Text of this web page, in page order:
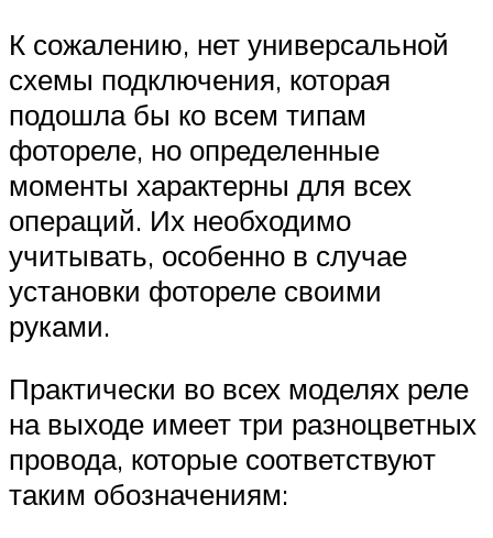
К сожалению, нет универсальной
схемы подключения, которая
подошла бы ко всем типам
фотореле, но определенные
моменты характерны для всех
операций. Их необходимо
учитывать, особенно в случае
установки фотореле своими
руками.
Практически во всех моделях реле
на выходе имеет три разноцветных
провода, которые соответствуют
таким обозначениям: